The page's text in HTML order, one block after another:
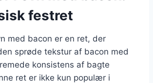
festret
med bacon er en ret, der
sprøde tekstur af bacon med
konsistens af bagte
ret er ikke kun populær i